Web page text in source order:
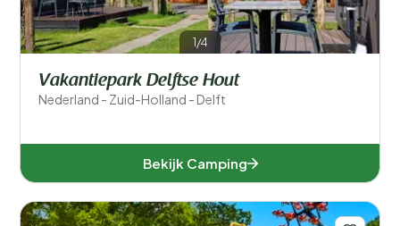
1/4
Vakantiepark Delftse Hout
Nederland - Zuid-Holland - Delft
Bekijk Camping